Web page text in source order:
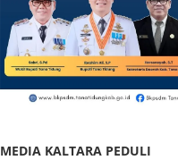
MEDIA KALTARA PEDULI